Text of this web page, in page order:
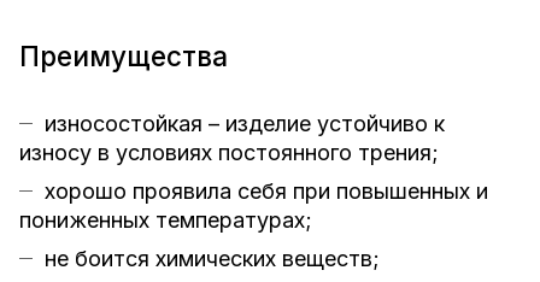
Преимущества
износостойкая – изделие устойчиво к
износу в условиях постоянного трения;
хорошо проявила себя при повышенных и
пониженных температурах;
не боится химических веществ;